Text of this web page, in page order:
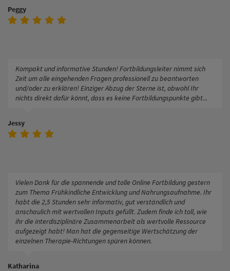
Peggy
Kompakt und informative Stunden! Fortbildungsleiter nimmt sich
Zeit um alle eingehenden Fragen professionell zu beantworten
und/oder zu erklären! Einziger Abzug der Sterne ist, obwohl Ihr
nichts direkt dafür könnt, dass es keine Fortbildungspunkte gibt...
Jessy
Vielen Dank für die spannende und tolle Online Fortbildung gestern
zum Thema Frühkindliche Entwicklung und Nahrungsaufnahme. Ihr
habt die 2,5 Stunden sehr informativ, gut verständlich und
anschaulich mit wertvollen Inputs gefüllt. Zudem finde ich toll, wie
ihr die interdisziplinäre Zusammenarbeit als wertvolle Ressource
aufgezeigt habt! Man hat die gegenseitige Wertschätzung der
einzelnen Therapie-Richtungen spüren können.
Katharina